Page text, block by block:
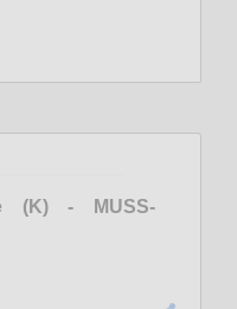
(K) - MUSS-